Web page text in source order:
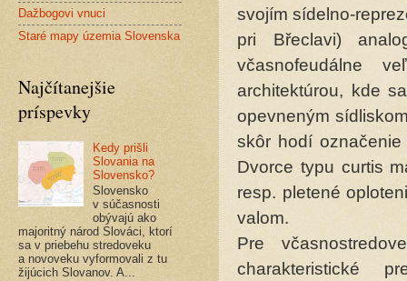
svojím sídelno-
pri Břeclavi)
včasnofeudálne
architektúrou, kde
opevneným
skôr hodí
Dvorce typu curtis
resp. pletené
valom.
Pre
charakteristické
Dažbogovi vnuci
Staré mapy územia Slovenska
Najčítanejšie
príspevky
Kedy prišli
Slovania na
Slovensko?
Slovensko
v súčasnosti
obývajú ako
majoritný národ Slováci, ktorí
sa v priebehu stredoveku
a novoveku vyformovali z tu
žijúcich Slovanov. A...